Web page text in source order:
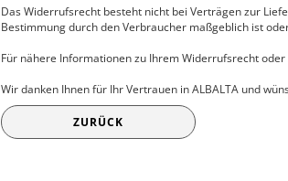
Das Widerrufsrecht besteht nicht bei Verträgen zur
Bestimmung durch den Verbraucher maßgeblich ist
Für nähere Informationen zu Ihrem Widerrufsrecht
Wir danken Ihnen für Ihr Vertrauen in ALBALTA und
ZURÜCK